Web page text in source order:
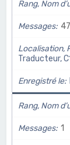
Rang, Nom
Messages 47
Localisation,
Traducteur,
Enregistré le
Rang, Nom
Messages 1